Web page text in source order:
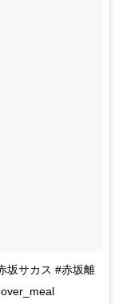
坂サカス #赤坂離